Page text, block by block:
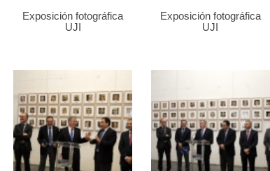
Exposición fotográfica
UJI
Exposición fotográfica
UJI